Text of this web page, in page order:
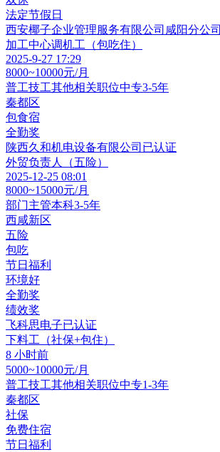
法定节假日
西安椰子企业管理服务有限公司咸阳分公司
加工中心调机工（包吃住）
2025-9-27 17:29
8000~10000元/月
普工技工其他相关职位中专3-5年
秦都区
包食宿
全勤奖
陕西久和机电设备有限公司 已认证
外贸负责人（五险）
2025-12-25 08:01
8000~15000元/月
部门主管本科3-5年
西咸新区
五险
包吃
节日福利
环境好
全勤奖
绩效奖
飞科思电子已认证
下料工（社保+包住）
8 小时前
5000~10000元/月
普工技工其他相关职位中专1-3年
秦都区
社保
免费住宿
节日福利